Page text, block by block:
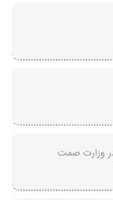
در وزارت صمت